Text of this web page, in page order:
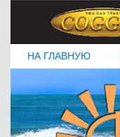
НА ГЛАВНУЮ